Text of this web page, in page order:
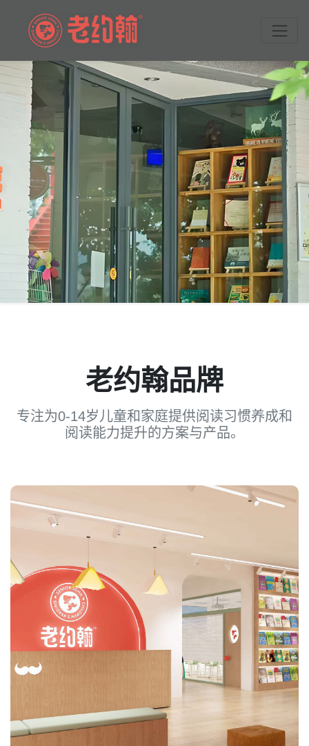
老约翰品牌
专注为0-14岁儿童和家庭提供阅读习惯养成和
阅读能力提升的方案与产品。